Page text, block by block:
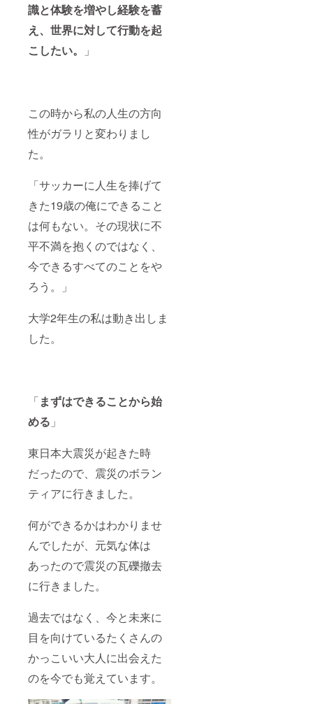
識と体験を増やし経験を蓄
え、世界に対して行動を起
こしたい。
」
この時から私の人生の方向
性がガラリと変わりまし
た。
「サッカーに人生を捧げて
きた19歳の俺にできること
は何もない。その現状に不
平不満を抱くのではなく、
今できるすべてのことをや
ろう。」
大学2年生の私は動き出しま
した。
「まずはできることから始
める 」
東日本大震災が起きた時
だったので、震災のボラン
ティアに行きました。
何ができるかはわかりませ
んでしたが、元気な体は
あったので震災の瓦礫撤去
に行きました。
過去ではなく、今と未来に
目を向けているたくさんの
かっこいい大人に出会えた
のを今でも覚えています。